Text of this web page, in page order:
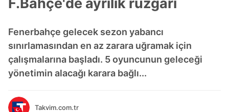
Fenerbahçe gelecek sezon yabancı
sınırlamasından en az zarara uğramak için
çalışmalarına başladı. 5 oyuncunun geleceği
yönetimin alacağı karara bağlı...
Takvim.com.tr